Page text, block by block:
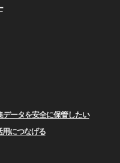
ータを安全に保管したい
につなげる